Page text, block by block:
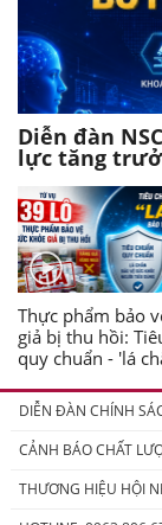
Diễn đàn
lực tăng
Thực phẩm bảo
giả bị thu hồi:
quy chuẩn - 'lá
DIỄN ĐÀN CHÍNH
CẢNH BÁO CHẤT
THƯƠNG HIỆU HỘI